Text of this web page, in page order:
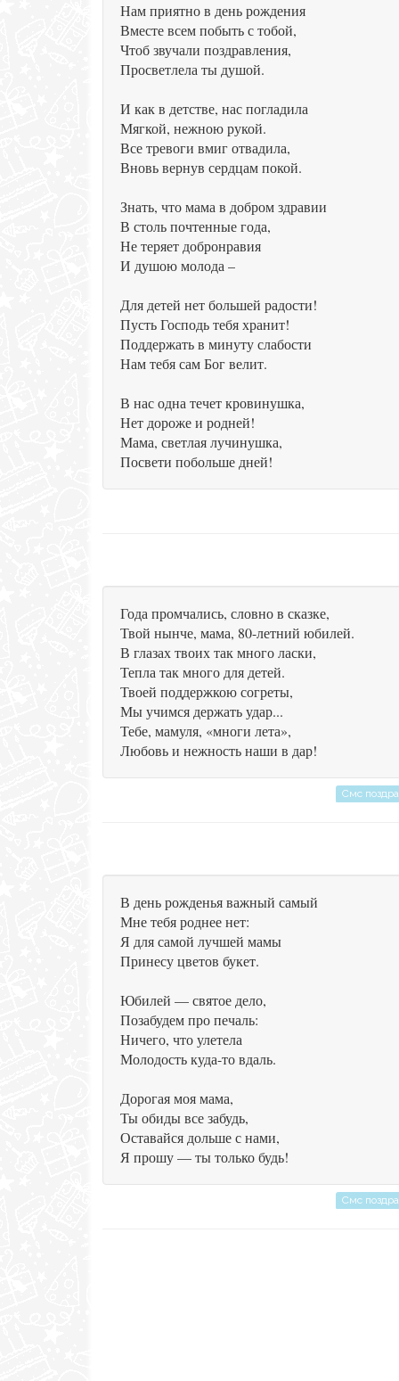
Нам приятно в день рождения
Вместе всем побыть с тобой,
Чтоб звучали поздравления,
Просветлела ты душой.
И как в детстве, нас погладила
Мягкой, нежною рукой.
Все тревоги вмиг отвадила,
Вновь вернув сердцам покой.
Знать, что мама в добром здравии
В столь почтенные года,
Не теряет добронравия
И душою молода –
Для детей нет большей радости!
Пусть Господь тебя хранит!
Поддержать в минуту слабости
Нам тебя сам Бог велит.
В нас одна течет кровинушка,
Нет дороже и родней!
Мама, светлая лучинушка,
Посвети побольше дней!
Года промчались, словно в сказке,
Твой нынче, мама, 80-летний юбилей.
В глазах твоих так много ласки,
Тепла так много для детей.
Твоей поддержкою согреты,
Мы учимся держать удар...
Тебе, мамуля, «многи лета»,
Любовь и нежность наши в дар!
Смс
В день рожденья важный самый
Мне тебя роднее нет:
Я для самой лучшей мамы
Принесу цветов букет.
Юбилей — святое дело,
Позабудем про печаль:
Ничего, что улетела
Молодость куда-то вдаль.
Дорогая моя мама,
Ты обиды все забудь,
Оставайся дольше с нами,
Я прошу — ты только будь!
Смс